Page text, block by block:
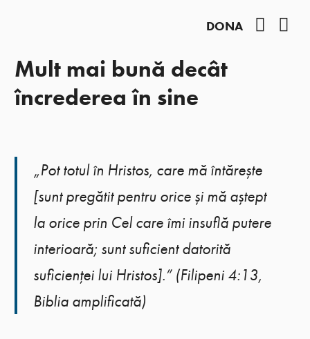
DONA
Mult mai bună decât
încrederea în sine
„Pot totul în Hristos, care mă întărește
[sunt pregătit pentru orice și mă aștept
la orice prin Cel care îmi insuflă putere
interioară; sunt suficient datorită
suficienței lui Hristos].” (Filipeni 4:13,
Biblia amplificată)